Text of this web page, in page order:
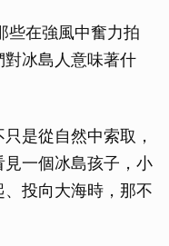
些在強風中奮力拍
冰島人意味著什
是從自然中索取，
一個冰島孩子，小
投向大海時，那不